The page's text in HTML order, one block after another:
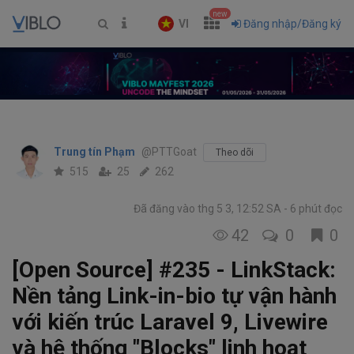
VI
new
Đăng nhập/Đăng ký
Trung tín Phạm @PTTGoat Theo dõi
515 25 262
Đã đăng vào thg 5 3, 12:52 SA 6 phút đọc
42 0 0
[Open Source] #235 - LinkStack:
Nền tảng Link-in-bio tự vận hành
với kiến trúc Laravel 9, Livewire
và hệ thống "Blocks" linh hoạt